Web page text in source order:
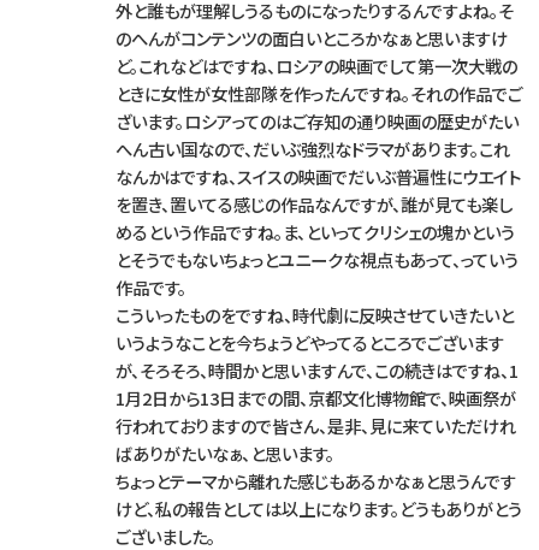
外と誰もが理解しうるものになったりするんですよね。そ
のへんがコンテンツの面白いところかなぁと思いますけ
ど。これなどはですね、ロシアの映画でして第一次大戦の
ときに女性が女性部隊を作ったんですね。それの作品でご
ざいます。ロシアってのはご存知の通り映画の歴史がたい
へん古い国なので、だいぶ強烈なドラマがあります。これ
なんかはですね、スイスの映画でだいぶ普遍性にウエイト
を置き、置いてる感じの作品なんですが、誰が見ても楽し
めるという作品ですね。ま、といってクリシェの塊かという
とそうでもないちょっとユニークな視点もあって、っていう
作品です。
こういったものをですね、時代劇に反映させていきたいと
いうようなことを今ちょうどやってるところでございます
が、そろそろ、時間かと思いますんで、この続きはですね、1
1月2日から13日までの間、京都文化博物館で、映画祭が
行われておりますので皆さん、是非、見に来ていただけれ
ばありがたいなぁ、と思います。
ちょっとテーマから離れた感じもあるかなぁと思うんです
けど、私の報告としては以上になります。どうもありがとう
ございました。